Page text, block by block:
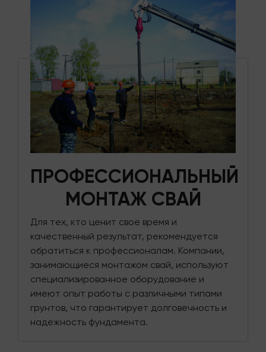
ПРОФЕССИОНАЛЬНЫЙ
МОНТАЖ СВАЙ
Для тех, кто ценит свое время и
качественный результат, рекомендуется
обратиться к профессионалам. Компании,
занимающиеся монтажом свай, используют
специализированное оборудование и
имеют опыт работы с различными типами
грунтов, что гарантирует долговечность и
надежность фундамента.